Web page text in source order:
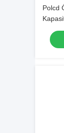
Polcd